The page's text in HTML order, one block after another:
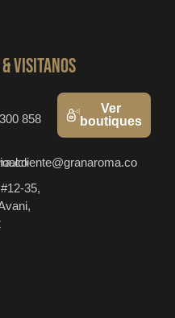
VISITANOS
858
35,
Ver
boutiques